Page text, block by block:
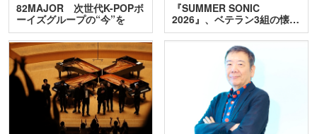
82MAJOR 次世代K-POPボ
ーイズグループの“今”を
訊…
『SUMMER SONIC
2026』、ベテラン3組の懐…